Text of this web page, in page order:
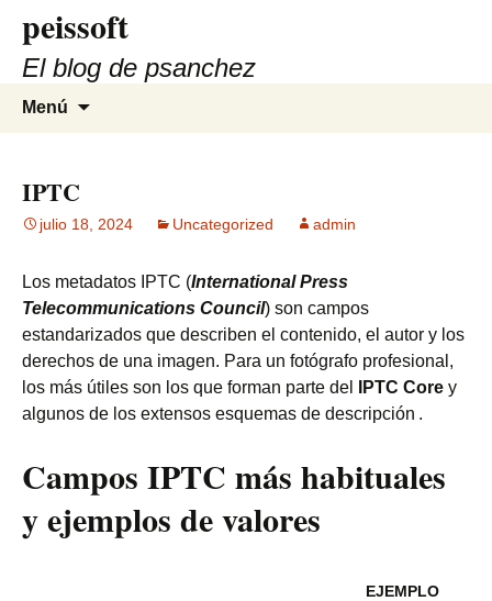
contenido
peissoft
El blog de psanchez
Menú
IPTC
julio 18, 2024 Uncategorized admin
Los metadatos IPTC (International Press
Telecommunications Council) son campos
estandarizados que describen el contenido, el autor y los
derechos de una imagen. Para un fotógrafo profesional,
los más útiles son los que forman parte del
IPTC Core y
algunos de los extensos esquemas de descripción .
Campos IPTC más habituales
y ejemplos de valores
EJEMPLO